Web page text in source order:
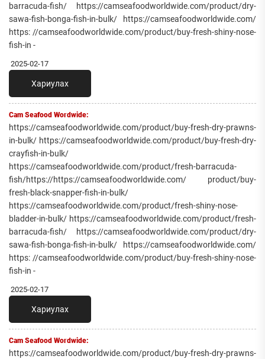
barracuda-fish/ https://camseafoodworldwide.com/product/dry-
sawa-fish-bonga-fish-in-bulk/ https://camseafoodworldwide.com/
https: //camseafoodworldwide.com/product/buy-fresh-shiny-nose-
fish-in -
2025-02-17
Хариулах
Cam Seafood Wordwide:
https://camseafoodworldwide.com/product/buy-fresh-dry-prawns-
in-bulk/ https://camseafoodworldwide.com/product/buy-fresh-dry-
crayfish-in-bulk/
https://camseafoodworldwide.com/product/fresh-barracuda-
fish/https://https://camseafoodworldwide.com/ product/buy-
fresh-black-snapper-fish-in-bulk/
https://camseafoodworldwide.com/product/fresh-shiny-nose-
bladder-in-bulk/ https://camseafoodworldwide.com/product/fresh-
barracuda-fish/ https://camseafoodworldwide.com/product/dry-
sawa-fish-bonga-fish-in-bulk/ https://camseafoodworldwide.com/
https: //camseafoodworldwide.com/product/buy-fresh-shiny-nose-
fish-in -
2025-02-17
Хариулах
Cam Seafood Wordwide:
https://camseafoodworldwide.com/product/buy-fresh-dry-prawns-